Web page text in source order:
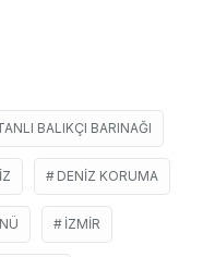
BALIKÇI BARINAĞI
DENIZ KORUMA
İZMIR